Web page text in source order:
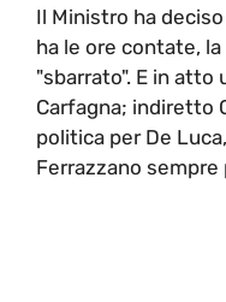
Il Ministro ha
ha le ore contate,
"sbarrato". E in
Carfagna; indiretto
politica per De
Ferrazzano